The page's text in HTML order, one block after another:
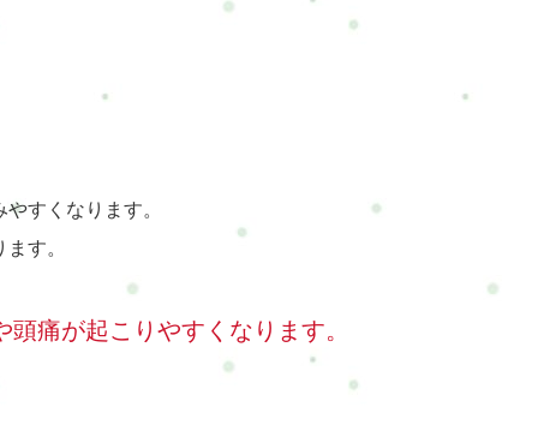
すくなります。
す。
痛が起こりやすくなります。